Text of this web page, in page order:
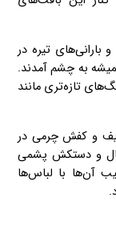
تیره در
به چشم آمدند.
تازه‌تری مانند
و کفش چرمی در
و دستکش پشمی
آن‌ها با لباس‌ها